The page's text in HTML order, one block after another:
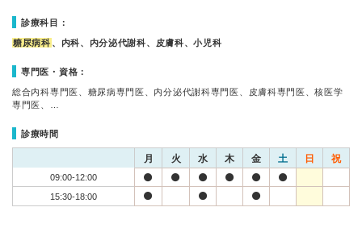
診療科目：
糖尿病科 、内科、内分泌代謝科、皮膚科、小児科
専門医・資格：
総合内科専門医、糖尿病専門医、内分泌代謝科専門医、皮膚科専門医、核医学
専門医、…
診療時間
月 火 水 木 金 土 日 祝
09:00-12:00
15:30-18:00